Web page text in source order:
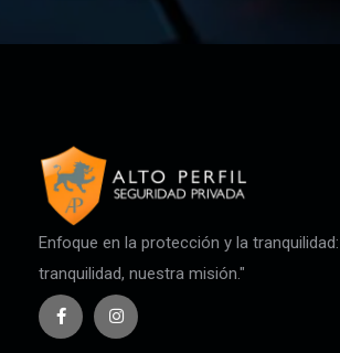
Enfoque en la protección y la
tranquilidad, nuestra misión."